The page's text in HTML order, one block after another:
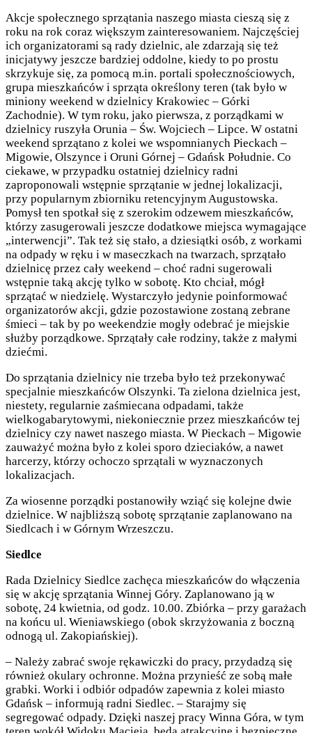
Akcje społecznego sprzątania naszego miasta cieszą się z
roku na rok coraz większym zainteresowaniem. Najczęściej
ich organizatorami są rady dzielnic, ale zdarzają się też
inicjatywy jeszcze bardziej oddolne, kiedy to po prostu
skrzykuje się, za pomocą m.in. portali społecznościowych,
grupa mieszkańców i sprząta określony teren (tak było w
miniony weekend w dzielnicy Krakowiec – Górki
Zachodnie). W tym roku, jako pierwsza, z porządkami w
dzielnicy ruszyła Orunia – Św. Wojciech – Lipce. W ostatni
weekend sprzątano z kolei we wspomnianych Pieckach –
Migowie, Olszynce i Oruni Górnej – Gdańsk Południe. Co
ciekawe, w przypadku ostatniej dzielnicy radni
zaproponowali wstępnie sprzątanie w jednej lokalizacji,
przy popularnym zbiorniku retencyjnym Augustowska.
Pomysł ten spotkał się z szerokim odzewem mieszkańców,
którzy zasugerowali jeszcze dodatkowe miejsca wymagające
„interwencji”. Tak też się stało, a dziesiątki osób, z workami
na odpady w ręku i w maseczkach na twarzach, sprzątało
dzielnicę przez cały weekend – choć radni sugerowali
wstępnie taką akcję tylko w sobotę. Kto chciał, mógł
sprzątać w niedzielę. Wystarczyło jedynie poinformować
organizatorów akcji, gdzie pozostawione zostaną zebrane
śmieci – tak by po weekendzie mogły odebrać je miejskie
służby porządkowe. Sprzątały całe rodziny, także z małymi
dziećmi.
Do sprzątania dzielnicy nie trzeba było też przekonywać
specjalnie mieszkańców Olszynki. Ta zielona dzielnica jest,
niestety, regularnie zaśmiecana odpadami, także
wielkogabarytowymi, niekoniecznie przez mieszkańców tej
dzielnicy czy nawet naszego miasta. W Pieckach – Migowie
zauważyć można było z kolei sporo dzieciaków, a nawet
harcerzy, którzy ochoczo sprzątali w wyznaczonych
lokalizacjach.
Za wiosenne porządki postanowiły wziąć się kolejne dwie
dzielnice. W najbliższą sobotę sprzątanie zaplanowano na
Siedlcach i w Górnym Wrzeszczu.
Siedlce
Rada Dzielnicy Siedlce zachęca mieszkańców do włączenia
się w akcję sprzątania Winnej Góry. Zaplanowano ją w
sobotę, 24 kwietnia, od godz. 10.00. Zbiórka – przy garażach
na końcu ul. Wieniawskiego (obok skrzyżowania z boczną
odnogą ul. Zakopiańskiej).
– Należy zabrać swoje rękawiczki do pracy, przydadzą się
również okulary ochronne. Można przynieść ze sobą małe
grabki. Worki i odbiór odpadów zapewnia z kolei miasto
Gdańsk – informują radni Siedlec. – Starajmy się
segregować odpady. Dzięki naszej pracy Winna Góra, w tym